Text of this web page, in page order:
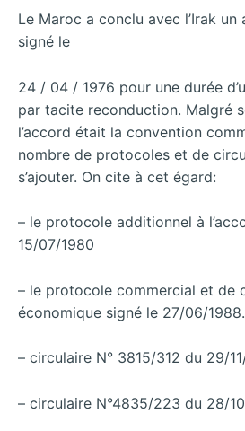
Le Maroc a conclu avec l’Irak
signé le
24 / 04 / 1976 pour une durée
par tacite reconduction. Malgré
l’accord était la convention
nombre de protocoles et de
s’ajouter. On cite à cet égard:
– le protocole additionnel à
15/07/1980
– le protocole commercial et de
économique signé le 27/06/1988.
– circulaire N° 3815/312 du 29/
– circulaire N°4835/223 du 28/